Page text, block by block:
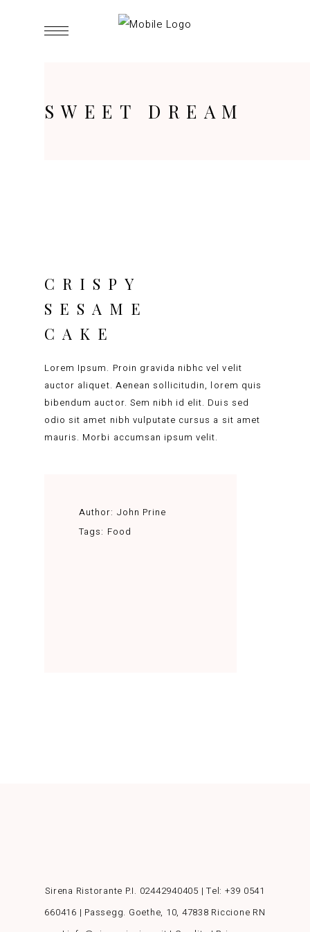
SWEET DREAM
CRISPY
SESAME
CAKE
Lorem Ipsum. Proin gravida nibhc vel velit
auctor aliquet. Aenean sollicitudin, lorem quis
bibendum auctor. Sem nibh id elit. Duis sed
odio sit amet nibh vulputate cursus a sit amet
mauris. Morbi accumsan ipsum velit.
Author: John Prine
Tags: Food
Sirena Ristorante P.I. 02442940405 | Tel: +39 0541
660416 | Passegg. Goethe, 10, 47838 Riccione RN